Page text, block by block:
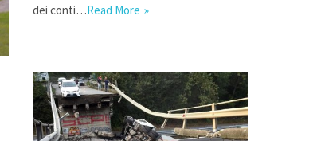
dei conti…Read More